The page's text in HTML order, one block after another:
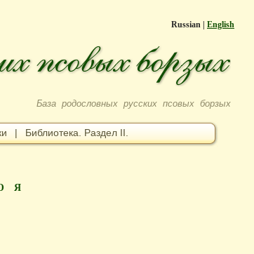
Russian | English
База родословных русских псовых борзых
| Библиотека. Раздел II.
Я